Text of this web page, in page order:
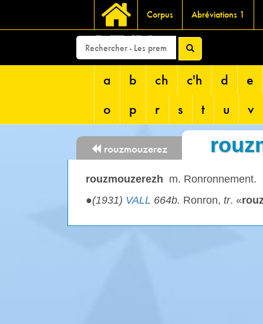
Corpus Abréviations 1
DEVRI
a b ch c'h d
e
o
p r s t u v
rouzmouzerez
rouzmouzerezh m. Ronronnement.
●(1931) VALL 664b. Ronron, tr. «